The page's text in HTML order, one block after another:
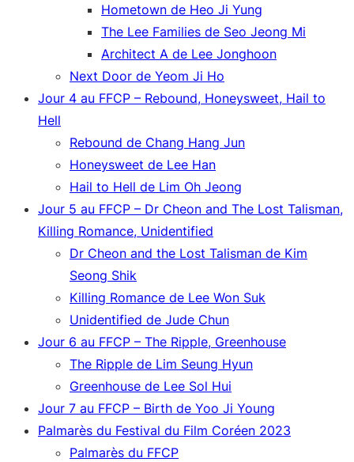
Hometown de Heo Ji Yung
The Lee Families de Seo Jeong Mi
Architect A de Lee Jonghoon
Next Door de Yeom Ji Ho
Jour 4 au FFCP – Rebound, Honeysweet, Hail to
Hell
Rebound de Chang Hang Jun
Honeysweet de Lee Han
Hail to Hell de Lim Oh Jeong
Jour 5 au FFCP – Dr Cheon and The Lost Talisman,
Killing Romance, Unidentified
Dr Cheon and the Lost Talisman de Kim
Seong Shik
Killing Romance de Lee Won Suk
Unidentified de Jude Chun
Jour 6 au FFCP – The Ripple, Greenhouse
The Ripple de Lim Seung Hyun
Greenhouse de Lee Sol Hui
Jour 7 au FFCP – Birth de Yoo Ji Young
Palmarès du Festival du Film Coréen 2023
Palmarès du FFCP